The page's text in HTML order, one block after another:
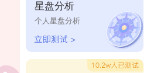
星盘分析
个人星盘分析